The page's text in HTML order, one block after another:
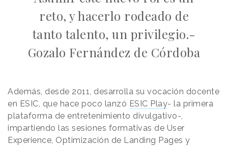
reto, y hacerlo rodeado de
tanto talento, un privilegio.-
Gozalo Fernández de Córdoba
Además, desde 2011, desarrolla su vocación docente
en ESIC, que hace poco lanzó ESIC Play- la primera
plataforma de entretenimiento divulgativo-,
impartiendo las sesiones formativas de User
Experience, Optimización de Landing Pages y